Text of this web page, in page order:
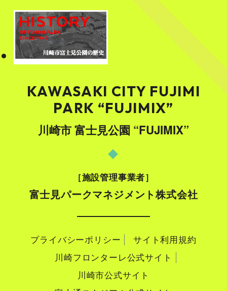
KAWASAKI CITY FUJIMI
PARK “FUJIMIX”
川崎市 富士見公園 “FUJIMIX”
施設管理事業者
富士見パークマネジメント株式会社
プライバシーポリシー
サイト利用規約
川崎フロンターレ公式サイト
川崎市公式サイト